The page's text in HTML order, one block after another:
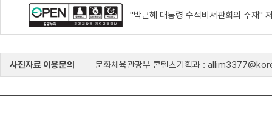
"박근혜 대통령 수석비서관회의 주재"
사진자료 이용문의 문화체육관광부 콘텐츠기획과 :